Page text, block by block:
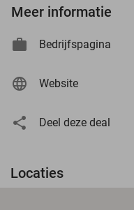
Meer informatie
Bedrijfspagina
Website
Deel deze deal
Locaties